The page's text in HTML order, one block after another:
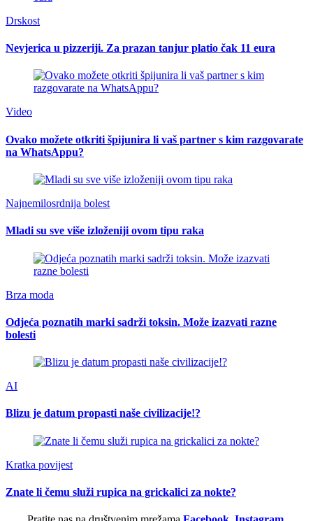
Drskost
Nevjerica u pizzeriji. Za prazan tanjur platio čak 11 eura
Video
Ovako možete otkriti špijunira li vaš partner s kim razgovarate
na WhatsAppu?
Najnemilosrdnija bolest
Mladi su sve više izloženiji ovom tipu raka
Brza moda
Odjeća poznatih marki sadrži toksin. Može izazvati razne
bolesti
AI
Blizu je datum propasti naše civilizacije!?
Kratka povijest
Znate li čemu služi rupica na grickalici za nokte?